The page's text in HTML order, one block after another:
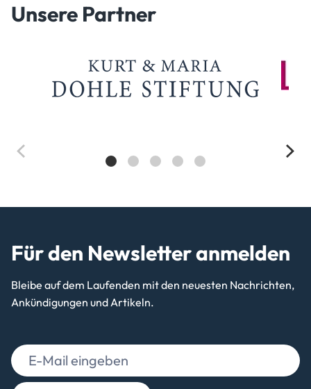
Unsere Partner
Für den Newsletter anmelden
Bleibe auf dem Laufenden mit den neuesten Nachrichten,
Ankündigungen und Artikeln.